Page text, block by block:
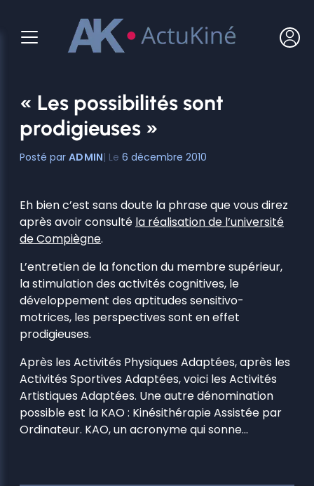
contenu
« Les possibilités sont
prodigieuses »
ADMIN 6 décembre 2010
Eh bien c’est sans doute la phrase que vous direz
après avoir consulté la réalisation de l’université
de Compiègne.
L’entretien de la fonction du membre supérieur,
la stimulation des activités cognitives, le
développement des aptitudes sensitivo-
motrices, les perspectives sont en effet
prodigieuses.
Après les Activités Physiques Adaptées, après les
Activités Sportives Adaptées, voici les Activités
Artistiques Adaptées. Une autre dénomination
possible est la KAO : Kinésithérapie Assistée par
Ordinateur. KAO, un acronyme qui sonne…